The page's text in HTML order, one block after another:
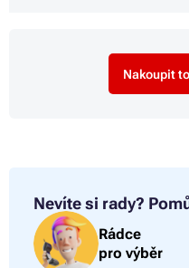
Nakoupit
Nevíte si rady?
Rádce
pro výběr